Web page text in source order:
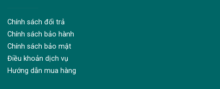
Chính sách đổi trả
Chính sách bảo hành
Chính sách bảo mật
Điều khoản dịch vụ
Hướng dẫn mua hàng